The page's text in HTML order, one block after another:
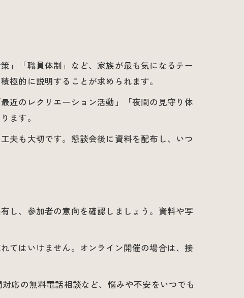
」「職員体制」など、家族が最も気になるテー
極的に説明することが求められます。
近のレクリエーション活動」「夜間の見守り体
ます。
夫も大切です。懇談会後に資料を配布し、いつ
し、参加者の意向を確認しましょう。資料や写
てはいけません。オンライン開催の場合は、接
応の無料電話相談など、悩みや不安をいつでも